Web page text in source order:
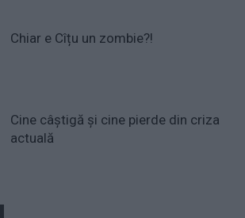
Chiar e Cîțu un zombie?!
Cine câștigă și cine pierde din criza
actuală